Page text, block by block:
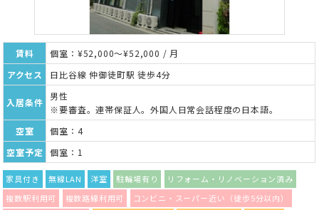
賃料
個室：¥52,000～¥52,000 / 月
アクセス
日比谷線 仲御徒町駅 徒歩4分
入居条件
男性
※要審査。連帯保証人。外国人日常会話程度の日本語。
空室
個室：4
空室予定
個室：1
家具付き 無線LAN 洋室 駐輪場有り
リフォーム・リノベーション済み
複数駅利用可
複数路線利用可
コンビニ・スーパー近い（徒歩5分以内）